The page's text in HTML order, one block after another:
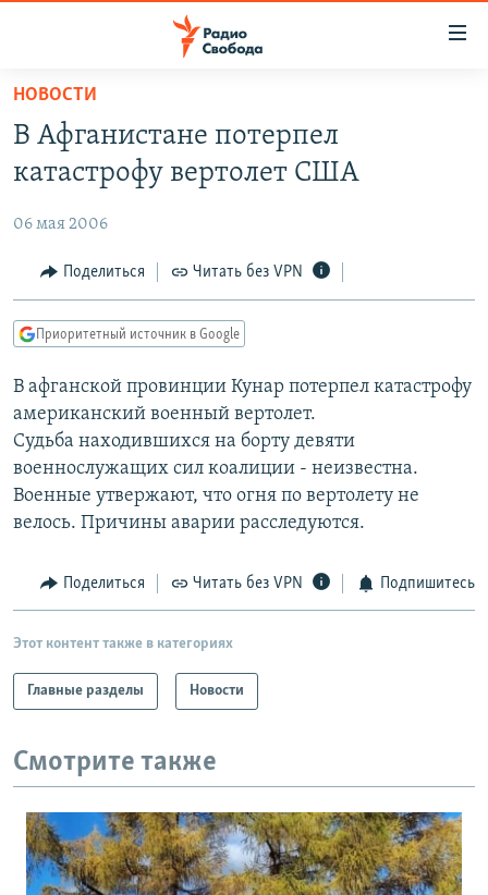
упрощенного
доступа
основному
Вернутся
главной
навигации
Вернутся
поиску
ПРОГРАММЫ
ПОДКАСТЫ
АВТОРСКИЕ ПРОЕКТЫ
ЦИТАТЫ СВОБОДЫ
МНЕНИЯ
IDEL.РЕАЛИИ
КАВКАЗ.РЕАЛИИ
СЕВЕР.РЕАЛИИ
СИБИРЬ.РЕАЛИИ
РАСПИСАНИЕ ВЕЩАНИЯ
Все сайты РСЕ/РС
НОВОСТИ
В Афганистане потерпел
катастрофу вертолет США
06 мая 2006
Поделиться Читать без VPN
Приоритетный источник в Google
В афганской провинции Кунар потерпел катастрофу
американский военный вертолет.
Судьба находившихся на борту девяти
военнослужащих сил коалиции - неизвестна.
Военные утвержают, что огня по вертолету не
велось. Причины аварии расследуются.
Поделиться Читать без VPN Подпишитесь
Этот контент также в категориях
Главные разделы Новости
Смотрите также